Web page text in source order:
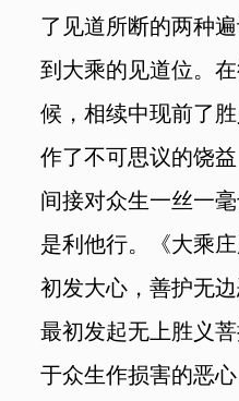
了见道所断的两种
到大乘的见道位。
候，相续中现前了
作了不可思议的饶
间接对众生一丝一
是利他行。《大乘
初发大心，善护无
最初发起无上胜义
于众生作损害的恶